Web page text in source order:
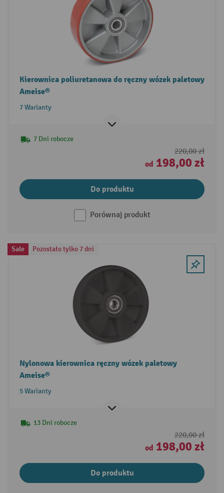
Kierownica poliuretanowa do ręczny wózek paletowy
Ameise®
7 Warianty
7 Dni robocze
220,00 zł
od 198,00 zł
Do produktu
Porównaj produkt
Sale Pozostało tylko 7 dni
Nylonowa kierownica ręczny wózek paletowy
Ameise®
5 Warianty
13 Dni robocze
220,00 zł
od 198,00 zł
Do produktu